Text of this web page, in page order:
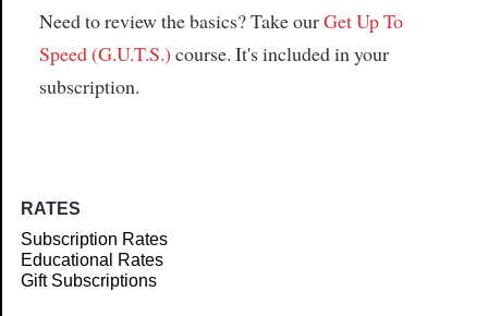
Need to review the basics? Take ourGet Up To
Speed (G.U.T.S.) course. It's included in your
subscription.
RATES
Subscription Rates
Educational Rates
Gift Subscriptions